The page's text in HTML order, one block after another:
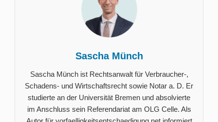
Sascha Münch
Sascha Münch ist Rechtsanwalt für Verbraucher-,
Schadens- und Wirtschaftsrecht sowie Notar a. D. Er
studierte an der Universität Bremen und absolvierte
im Anschluss sein Referendariat am OLG Celle. Als